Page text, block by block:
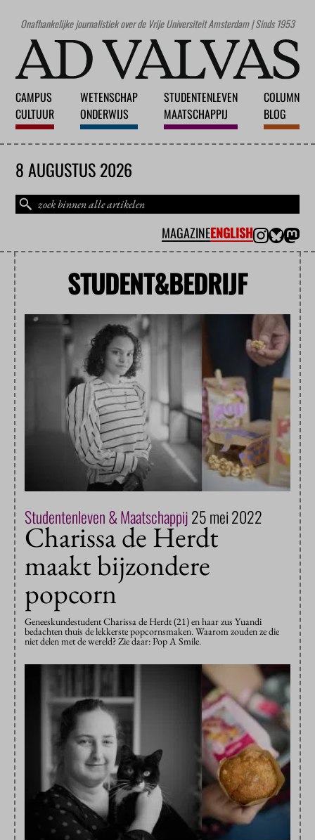
Onafhankelijke journalistiek over de Vrije Universiteit Amsterdam | Sinds 1953
CAMPUS
CULTUUR
WETENSCHAP
ONDERWIJS
STUDENTENLEVEN
MAATSCHAPPIJ
COLUMN
BLOG
8 AUGUSTUS 2026
MAGAZINEENGLISH
STUDENT&BEDRIJF
Studentenleven & Maatschappij25 mei 2022
Charissa de Herdt
maakt bijzondere
popcorn
Geneeskundestudent Charissa de Herdt (21) en haar zus Yuandi
bedachten thuis de lekkerste popcornsmaken. Waarom zouden ze die
niet delen met de wereld? Zie daar: Pop A Smile.